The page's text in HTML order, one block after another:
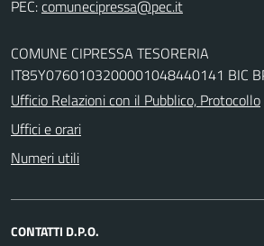
PEC:
COMUNE CIPRESSA TESORERIA
IT85Y0760103200001048440141 BIC
Ufficio Relazioni con il Pubblico, Protocollo
Uffici e orari
Numeri utili
CONTATTI D.P.O.